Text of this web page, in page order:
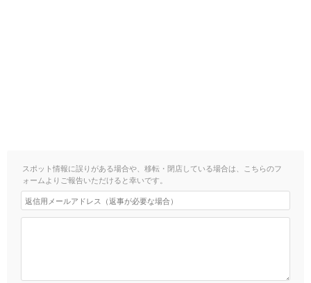
スポット情報に誤りがある場合や、移転・閉店している場合は、こちらのフ
ォームよりご報告いただけると幸いです。